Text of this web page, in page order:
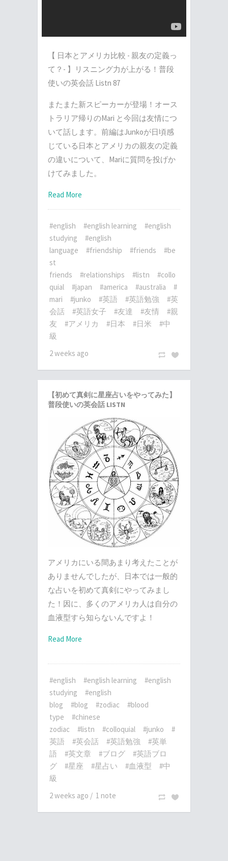
【 日本とアメリカ比較 - 親友の定義っ
て？- 】リスニング力が上がる！普段
使いの英会話 Listn 87
またまた新スピーカーが登場！オース
トラリア帰りのMari と今回は友情につ
いて話します。前編はJunkoが日頃感
じている日本とアメリカの親友の定義
の違いについて、Mariに質問を投げか
けてみました。
Read More
#english #english learning
#english
studying
#english
language
#friendship #friends
#be
st
friends
#relationships #listn
#collo
quial
#japan #america #australia
#
mari
#junko #英語 #英語勉強
#英
会話
#英語女子 #友達 #友情
#親
友
#アメリカ #日本 #日米
#中
級
2 weeks ago
【初めて真剣に星座占いをやってみた】
普段使いの英会話 LISTN
アメリカにいる間あまり考えたことが
ありませんでしたが、日本では一般的
な占いを初めて真剣にやってみまし
た！因に、多くのアメリカ人は自分の
血液型すら知らないんですよ！
Read More
#english #english learning
#english
studying
#english
blog
#blog #zodiac
#blood
type
#chinese
zodiac
#listn #colloquial #junko
#
英語
#英会話 #英語勉強
#英単
語
#英文章 #ブログ
#英語ブロ
グ
#星座 #星占い #血液型
#中
級
2 weeks ago / 1 note